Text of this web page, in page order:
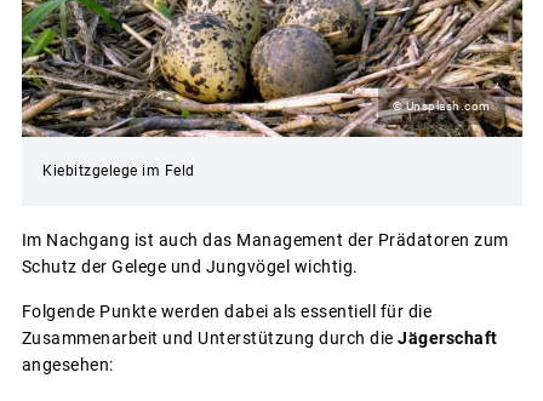
© Unsplash.com
Kiebitzgelege im Feld
Im Nachgang ist auch das Management der Prädatoren zum
Schutz der Gelege und Jungvögel wichtig.
Folgende Punkte werden dabei als essentiell für die
Zusammenarbeit und Unterstützung durch die Jägerschaft
angesehen: